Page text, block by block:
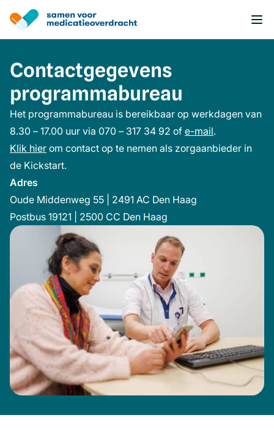
Overslaan
en
naar
inhoud
gaan
Contactgegevens
programmabureau
Het programmabureau is bereikbaar op werkdagen van
8.30 – 17.00 uur via 070 – 317 34 92 of e-mail(opent
in
.
Klik hier (opent
in
nieuw
venster)
om contact op te nemen als zorgaanbieder in
de Kickstart.
Adres
Oude Middenweg 55 | 2491 AC Den Haag
Postbus 19121 | 2500 CC Den Haag